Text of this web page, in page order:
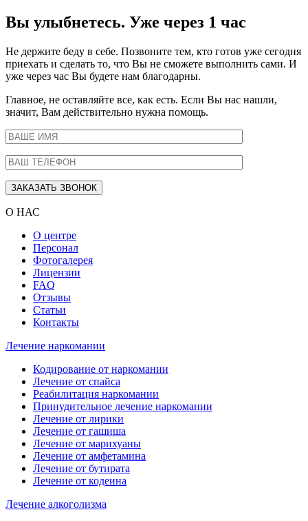
Вы улыбнетесь. Уже через 1 час
Не держите беду в себе. Позвоните тем, кто готов уже сегодня
приехать и сделать то, что Вы не сможете выполнить сами. И
уже через час Вы будете нам благодарны.
Главное, не оставляйте все, как есть. Если Вы нас нашли,
значит, Вам действительно нужна помощь.
О НАС
О центре
Персонал
Фотогалерея
Лицензии
FAQ
Отзывы
Статьи
Контакты
Лечение наркомании
Кодирование от наркомании
Лечение от спайса
Реабилитация наркомании
Принудительное лечение наркомании
Лечение от лирики
Лечение от гашиша
Лечение от марихуаны
Лечение от амфетамина
Лечение от бутирата
Лечение от кодеина
Лечение алкоголизма